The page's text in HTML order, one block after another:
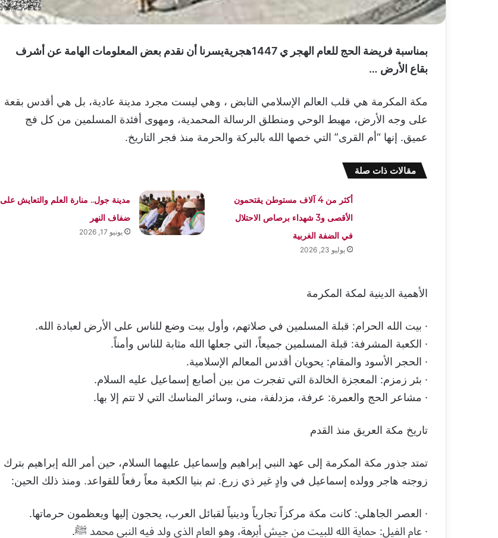
بمناسبة فريضة الحج للعام الهجر ي 1447هجريةيسرنا أن نقدم بعض المعلومات الهامة عن أشرف
بقاع الأرض …
مكة المكرمة هي قلب العالم الإسلامي النابض ، وهي ليست مجرد مدينة عادية، بل هي أقدس بقعة
على وجه الأرض، مهبط الوحي ومنطلق الرسالة المحمدية، ومهوى أفئدة المسلمين من كل فج
عميق. إنها “أم القرى” التي خصها الله بالبركة والحرمة منذ فجر التاريخ.
مقالات ذات صلة
أكثر من 4 آلاف مستوطن يقتحمون
الأقصى و3 شهداء برصاص الاحتلال
في الضفة الغربية
يوليو 23, 2026
مدينة جول.. منارة العلم والتعايش على
ضفاف النهر
يونيو 17, 2026
الأهمية الدينية لمكة المكرمة
· بيت الله الحرام: قبلة المسلمين في صلاتهم، وأول بيت وضع للناس على الأرض لعبادة الله.
· الكعبة المشرفة: قبلة المسلمين جميعاً، التي جعلها الله مثابة للناس وأمناً.
· الحجر الأسود والمقام: يحويان أقدس المعالم الإسلامية.
· بئر زمزم: المعجزة الخالدة التي تفجرت من بين أصابع إسماعيل عليه السلام.
· مشاعر الحج والعمرة: عرفة، مزدلفة، منى، وسائر المناسك التي لا تتم إلا بها.
تاريخ مكة العريق منذ القدم
تمتد جذور مكة المكرمة إلى عهد النبي إبراهيم وإسماعيل عليهما السلام، حين أمر الله إبراهيم بترك
زوجته هاجر وولده إسماعيل في وادٍ غير ذي زرع. ثم بنيا الكعبة معاً رفعاً للقواعد. ومنذ ذلك الحين:
· العصر الجاهلي: كانت مكة مركزاً تجارياً ودينياً لقبائل العرب، يحجون إليها ويعظمون حرماتها.
· عام الفيل: حماية الله للبيت من جيش أبرهة، وهو العام الذي ولد فيه النبي محمد ﷺ.